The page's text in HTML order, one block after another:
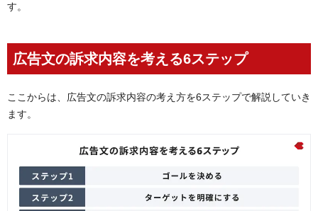
す。
広告文の訴求内容を考える6ステップ
ここからは、広告文の訴求内容の考え方を6ステップで解説していき
ます。